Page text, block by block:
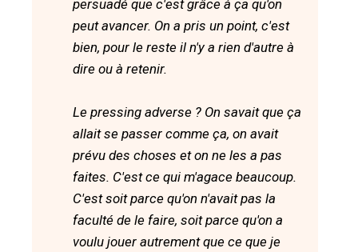
persuadé que c'est grâce à ça qu'on
peut avancer. On a pris un point, c'est
bien, pour le reste il n'y a rien d'autre à
dire ou à retenir.
Le pressing adverse ? On savait que ça
allait se passer comme ça, on avait
prévu des choses et on ne les a pas
faites. C'est ce qui m'agace beaucoup.
C'est soit parce qu'on n'avait pas la
faculté de le faire, soit parce qu'on a
voulu jouer autrement que ce que je